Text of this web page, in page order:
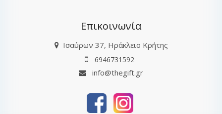
Επικοινωνία
Ισαύρων 37, Ηράκλειο Κρήτης
6946731592
info@thegift.gr